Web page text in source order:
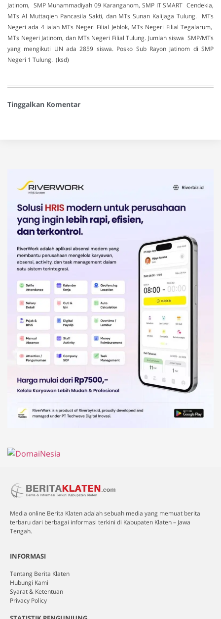
Jatinom, SMP Muhammadiyah 09 Karanganom, SMP IT SMART Cendekia,
MTs Al Muttaqien Pancasila Sakti, dan MTs Sunan Kalijaga Tulung. MTs
Negeri ada 4 ialah MTs Negeri Filial Jeblok, MTs Negeri Filial Tegalarum,
MTs Negeri Jatinom, dan MTs Negeri Filial Tulung. Jumlah siswa SMP/MTs
yang mengikuti UN ada 2859 siswa. Posko Sub Rayon Jatinom di SMP
Negeri 1 Tulung. (ksd)
Tinggalkan Komentar
Media online Berita Klaten adalah sebuah media yang memuat berita
terbaru dari berbagai informasi terkini di Kabupaten Klaten – Jawa
Tengah.
INFORMASI
Tentang Berita Klaten
Hubungi Kami
Syarat & Ketentuan
Privacy Policy